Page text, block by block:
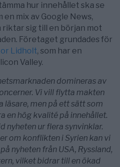
hur innehållet ska se
mix av Google News,
riktar sig till en början mot
Företaget grundades för
Lidholt, som har en
Valley.
domineras av
Vi vill flytta makten
läsare, men på ett sätt som
en hög kvalité på innehållet.
nyheten ur flera synvinklar.
om konflikten i Syrien kan vi
nyheten från USA, Ryssland,
vilket bidrar till en ökad